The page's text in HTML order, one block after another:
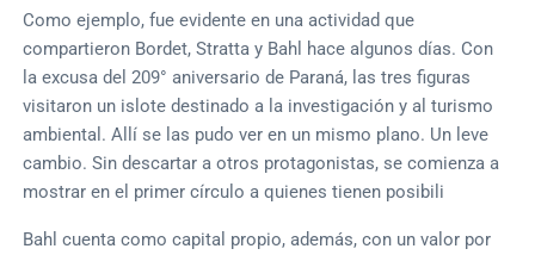
Como ejemplo, fue evidente en una actividad que
compartieron Bordet, Stratta y Bahl hace algunos días. Con
la excusa del 209° aniversario de Paraná, las tres figuras
visitaron un islote destinado a la investigación y al turismo
ambiental. Allí se las pudo ver en un mismo plano. Un leve
cambio. Sin descartar a otros protagonistas, se comienza a
mostrar en el primer círculo a quienes tienen posibili
Bahl cuenta como capital propio, además, con un valor por